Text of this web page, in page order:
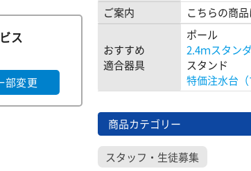
ス
部変更
ご案内
こちらの商品
おすすめ
適合器具
ポール
2.4ｍスタン
スタンド
特価注水台（
商品カテゴリー
スタッフ・生徒募集